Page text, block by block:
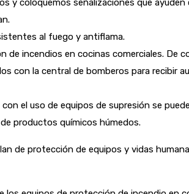
y coloquemos señalizaciones que ayuden
al fuego y antiflama.
de incendios en cocinas comerciales. De
con la central de bomberos para recibir
el uso de equipos de supresión se
productos químicos húmedos.
de protección de equipos y vidas